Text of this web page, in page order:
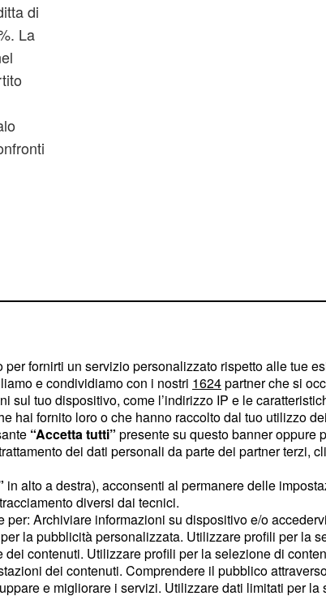
di
La
di
alcun
fornirti un servizio personalizzato rispetto alle tue
e condividiamo con i nostri 1624partner che si
sul tuo dispositivo, come l’indirizzo IP e le
hai fornito loro o che hanno raccolto dal tuo utilizzo
“Accetta tutti” presente su questo banner oppure
dei dati personali da parte dei partner terzi,
in alto a destra), acconsenti al permanere delle
diversi dai tecnici.
Archiviare informazioni su dispositivo e/o
la pubblicità personalizzata. Utilizzare profili per la
contenuti. Utilizzare profili per la selezione di
dei contenuti. Comprendere il pubblico
e migliorare i servizi. Utilizzare dati limitati per la